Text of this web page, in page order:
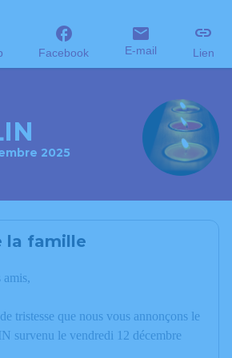
Facebook E-mail Lien
2025
la famille
amis,
tristesse que nous vous annonçons le
survenu le vendredi 12 décembre